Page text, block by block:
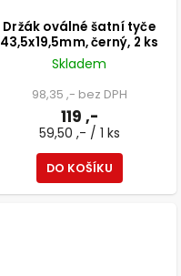
Držák oválné šatní tyče
43,5x19,5mm, černý, 2 ks
Skladem
98,35 ,- bez DPH
119 ,-
59,50 ,- / 1 ks
DO KOŠÍKU